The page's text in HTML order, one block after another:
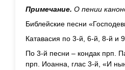
Примечание. О пении
Библейские песни
Катавасия по 3-й, 6-й, 8-й и
По 3-й песни – кондак прп.
прп. Иоанна, глас 3-й, «И